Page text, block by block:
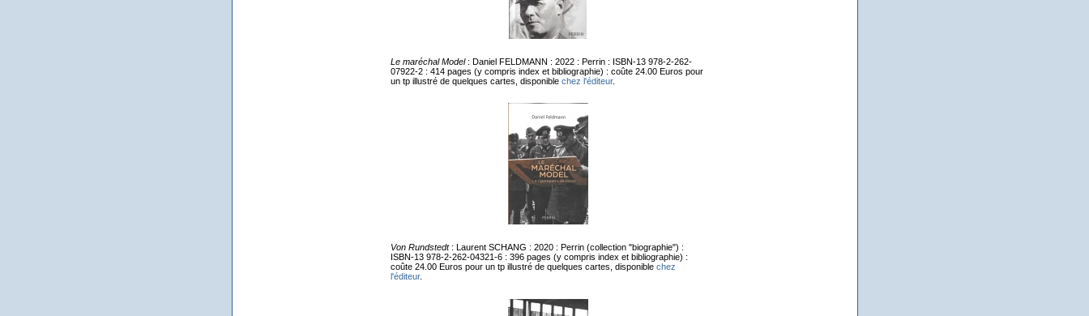
Le maréchal Model: Daniel FELDMANN : 2022 : Perrin : ISBN-13 978-2-262-
07922-2 : 414 pages (y compris index et bibliographie) : coûte 24.00 Euros pour
un tp illustré de quelques cartes, disponible chez l'éditeur.
Von Rundstedt: Laurent SCHANG : 2020 : Perrin (collection "biographie") :
ISBN-13 978-2-262-04321-6 : 396 pages (y compris index et bibliographie) :
coûte 24.00 Euros pour un tp illustré de quelques cartes, disponible chez
l'éditeur.